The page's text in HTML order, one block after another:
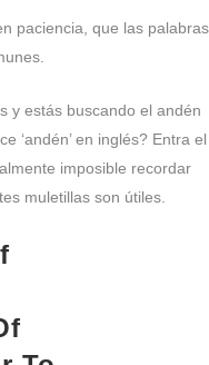
paciencia, que las palabras
y estás buscando el andén
‘andén’ en inglés? Entra el
imposible recordar
muletillas son útiles.